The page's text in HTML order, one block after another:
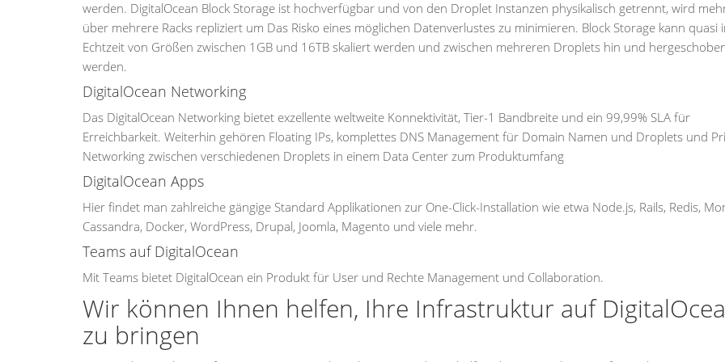
werden. DigitalOcean Block Storage ist hochverfügbar und von den Droplet Instanzen physikalisch getrennt, wird
über mehrere Racks repliziert um Das Risko eines möglichen Datenverlustes zu minimieren. Block Storage kann quasi
Echtzeit von Größen zwischen 1GB und 16TB skaliert werden und zwischen mehreren Droplets hin und
werden.
DigitalOcean Networking
Das DigitalOcean Networking bietet exzellente weltweite Konnektivität, Tier-1 Bandbreite und ein 99,99% SLA für
Erreichbarkeit. Weiterhin gehören Floating IPs, komplettes DNS Management für Domain Namen und Droplets und
Networking zwischen verschiedenen Droplets in einem Data Center zum Produktumfang
DigitalOcean Apps
Hier findet man zahlreiche gängige Standard Applikationen zur One-Click-Installation wie etwa Node.js, Rails, Redis,
Cassandra, Docker, WordPress, Drupal, Joomla, Magento und viele mehr.
Teams auf DigitalOcean
Mit Teams bietet DigitalOcean ein Produkt für User und Rechte Management und Collaboration.
Wir können Ihnen helfen, Ihre Infrastruktur auf
zu bringen